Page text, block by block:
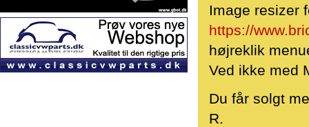
Image resizer
https://
højreklik
Ved ikke med
Du får solgt
R.